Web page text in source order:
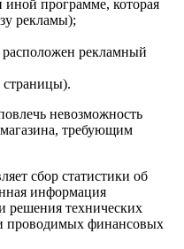
программе, которая
рекламы);
расположен рекламный
страницы).
невозможность
, требующим
сбор статистики об
информация
решения технических
проводимых финансовых